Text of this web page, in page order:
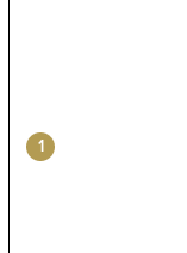
1